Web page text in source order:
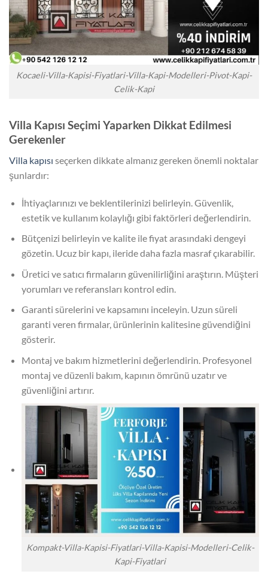
Kocaeli-Villa-Kapisi-Fiyatlari-Villa-Kapi-Modelleri-Pivot-Kapi-
Celik-Kapi
Villa Kapısı Seçimi Yaparken Dikkat Edilmesi
Gerekenler
Villa kapısı seçerken dikkate almanız gereken önemli noktalar
şunlardır:
İhtiyaçlarınızı ve beklentilerinizi belirleyin. Güvenlik,
estetik ve kullanım kolaylığı gibi faktörleri değerlendirin.
Bütçenizi belirleyin ve kalite ile fiyat arasındaki dengeyi
gözetin. Ucuz bir kapı, ileride daha fazla masraf çıkarabilir.
Üretici ve satıcı firmaların güvenilirliğini araştırın. Müşteri
yorumları ve referansları kontrol edin.
Garanti sürelerini ve kapsamını inceleyin. Uzun süreli
garanti veren firmalar, ürünlerinin kalitesine güvendiğini
gösterir.
Montaj ve bakım hizmetlerini değerlendirin. Profesyonel
montaj ve düzenli bakım, kapının ömrünü uzatır ve
güvenliğini artırır.
Kompakt-Villa-Kapisi-Fiyatlari-Villa-Kapisi-Modelleri-Celik-
Kapi-Fiyatlari